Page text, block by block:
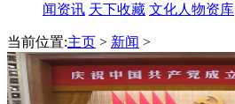
闻资讯 天下收藏 文化人物资库
当前位置:主页 > 新闻 >